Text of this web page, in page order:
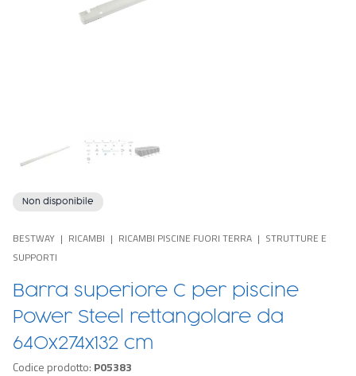
Non disponibile
BESTWAY RICAMBI RICAMBI PISCINE FUORI TERRA
STRUTTURE E
SUPPORTI
Barra superiore C per piscine
Power Steel rettangolare da
640x274x132 cm
Codice prodotto: P05383